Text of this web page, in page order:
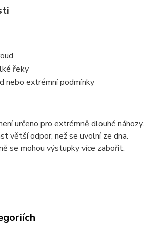
řeky
nebo extrémní podmínky
určeno pro extrémně dlouhé náhozy.
větší odpor, než se uvolní ze dna.
se mohou výstupky více zabořit.